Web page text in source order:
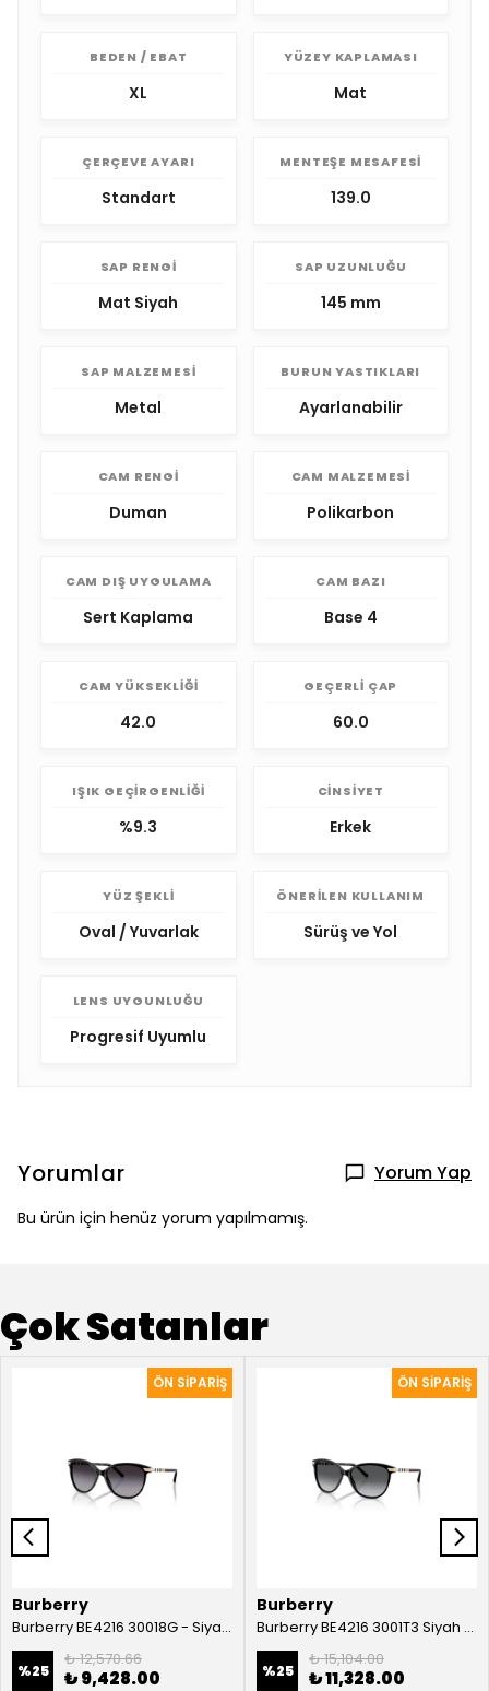
BEDEN / EBAT
XL
YÜZEY KAPLAMASI
Mat
ÇERÇEVE AYARI
Standart
MENTEŞE MESAFESI
139.0
SAP RENGI
Mat Siyah
SAP UZUNLUĞU
145 mm
SAP MALZEMESI
Metal
BURUN YASTIKLARI
Ayarlanabilir
CAM RENGI
Duman
CAM MALZEMESI
Polikarbon
CAM DIŞ UYGULAMA
Sert Kaplama
CAM BAZI
Base 4
CAM YÜKSEKLIĞI
42.0
GEÇERLI ÇAP
60.0
IŞIK GEÇIRGENLIĞI
%9.3
CINSIYET
Erkek
YÜZ ŞEKLI
Oval / Yuvarlak
ÖNERILEN KULLANIM
Sürüş ve Yol
LENS UYGUNLUĞU
Progresif Uyumlu
Yorumlar Yorum Yap
Bu ürün için henüz yorum yapılmamış.
Çok Satanlar
Burberry
Burberry BE4216 30018G - Siyah Kadın Güneş Gözlüğü
%25
₺ 12,570.66
₺ 9,428.00
Burberry
Burberry BE4216 3001T3 Siyah Kadın Güneş Gözlüğü
%25
₺ 15,104.00
₺ 11,328.00